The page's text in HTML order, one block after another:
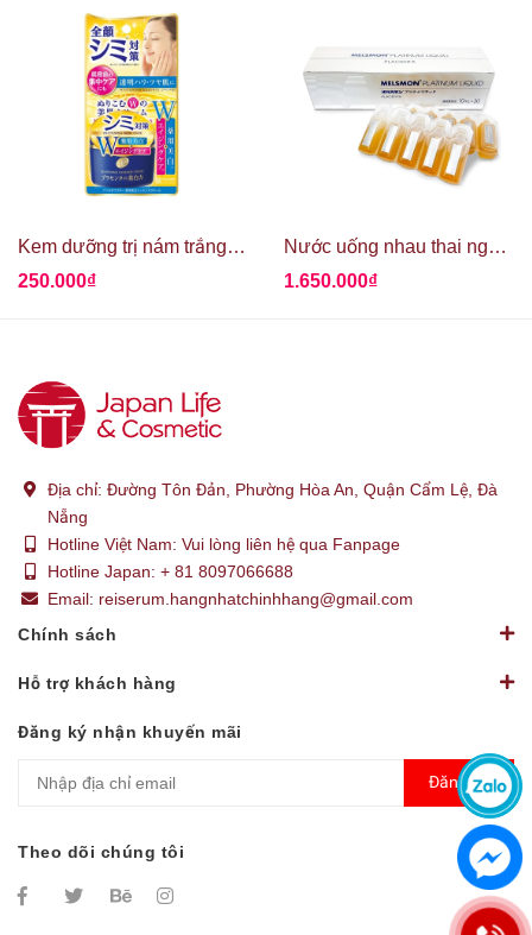
Kem dưỡng trị nám trắng da Meishoku Nhật Bản - 55g
250.000₫
Nước uống nhau thai ngựa MELSMON PLATINUM LIQUID PLACENTA
1.650.000₫
Địa chỉ: Đường Tôn Đản, Phường Hòa An, Quận Cẩm Lệ, Đà
Nẵng
Hotline Việt Nam: Vui lòng liên hệ qua Fanpage
Hotline Japan: + 81 8097066688
Email: reiserum.hangnhatchinhhang@gmail.com
Chính sách
Hỗ trợ khách hàng
Đăng ký nhận khuyến mãi
Đăng ký
Theo dõi chúng tôi